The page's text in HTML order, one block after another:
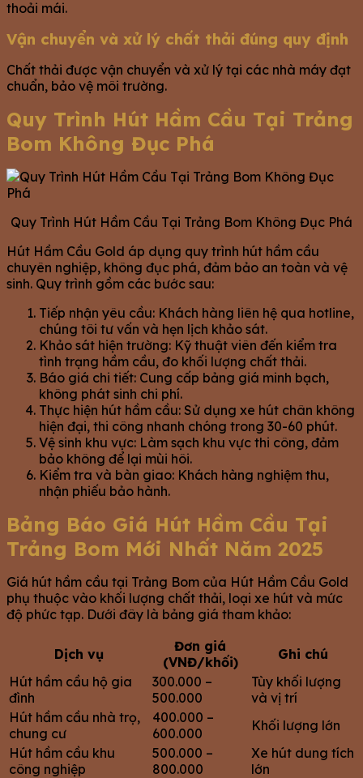
thoải mái.
Vận chuyển và xử lý chất thải đúng quy định
Chất thải được vận chuyển và xử lý tại các nhà máy đạt
chuẩn, bảo vệ môi trường.
Quy Trình Hút Hầm Cầu Tại Trảng
Bom Không Đục Phá
Quy Trình Hút Hầm Cầu Tại Trảng Bom Không Đục Phá
Hút Hầm Cầu Gold áp dụng quy trình hút hầm cầu
chuyên nghiệp, không đục phá, đảm bảo an toàn và vệ
sinh. Quy trình gồm các bước sau:
Tiếp nhận yêu cầu: Khách hàng liên hệ qua hotline,
chúng tôi tư vấn và hẹn lịch khảo sát.
Khảo sát hiện trường: Kỹ thuật viên đến kiểm tra
tình trạng hầm cầu, đo khối lượng chất thải.
Báo giá chi tiết: Cung cấp bảng giá minh bạch,
không phát sinh chi phí.
Thực hiện hút hầm cầu: Sử dụng xe hút chân không
hiện đại, thi công nhanh chóng trong 30-60 phút.
Vệ sinh khu vực: Làm sạch khu vực thi công, đảm
bảo không để lại mùi hôi.
Kiểm tra và bàn giao: Khách hàng nghiệm thu,
nhận phiếu bảo hành.
Bảng Báo Giá Hút Hầm Cầu Tại
Trảng Bom Mới Nhất Năm 2025
Giá hút hầm cầu tại Trảng Bom của Hút Hầm Cầu Gold
phụ thuộc vào khối lượng chất thải, loại xe hút và mức
độ phức tạp. Dưới đây là bảng giá tham khảo:
Dịch vụ
Đơn giá
(VNĐ/khối)
Ghi chú
Hút hầm cầu hộ gia
đình
300.000 –
500.000
Tùy khối lượng
và vị trí
Hút hầm cầu nhà trọ,
chung cư
400.000 –
600.000
Khối lượng lớn
Hút hầm cầu khu
công nghiệp
500.000 –
800.000
Xe hút dung tích
lớn